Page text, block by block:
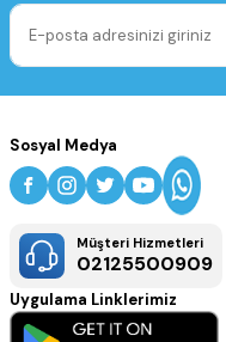
Sosyal Medya
Müşteri Hizmetleri
02125500909
Uygulama Linklerimiz